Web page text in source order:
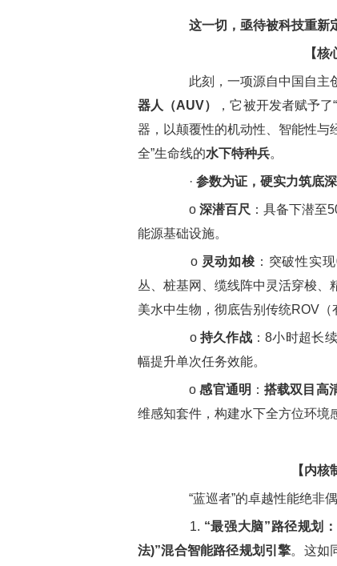
这一切，亟待被科技重新
【
此刻，一项源自中国自主
器人（AUV）
，它被开发者赋予
器，以颠覆性的机动性、智能性与
全”生命线的水下特种兵。
· 参数为证，硬实力筑底深
o深潜百尺 ：具备下潜至
能源基础设施。
o 灵动如梭 ：突破性实
丛、桩基网、缆线阵中灵活穿梭、
美水中生物，彻底告别传统ROV（
o 持久作战：8小时超长
幅提升单次任务效能。
o感官通明 ：搭载双目高
维感知套件，构建水下全方位环境
【内
“蓝巡者”的卓越性能绝非偶
1. “最强大脑”路径规划：
法)”混合智能路径规划引擎。这如